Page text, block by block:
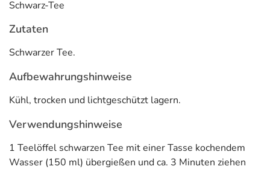
Schwarz-Tee
Zutaten
Schwarzer Tee.
Aufbewahrungshinweise
Kühl, trocken und lichtgeschützt lagern.
Verwendungshinweise
1 Teelöffel schwarzen Tee mit einer Tasse kochendem
Wasser (150 ml) übergießen und ca. 3 Minuten ziehen